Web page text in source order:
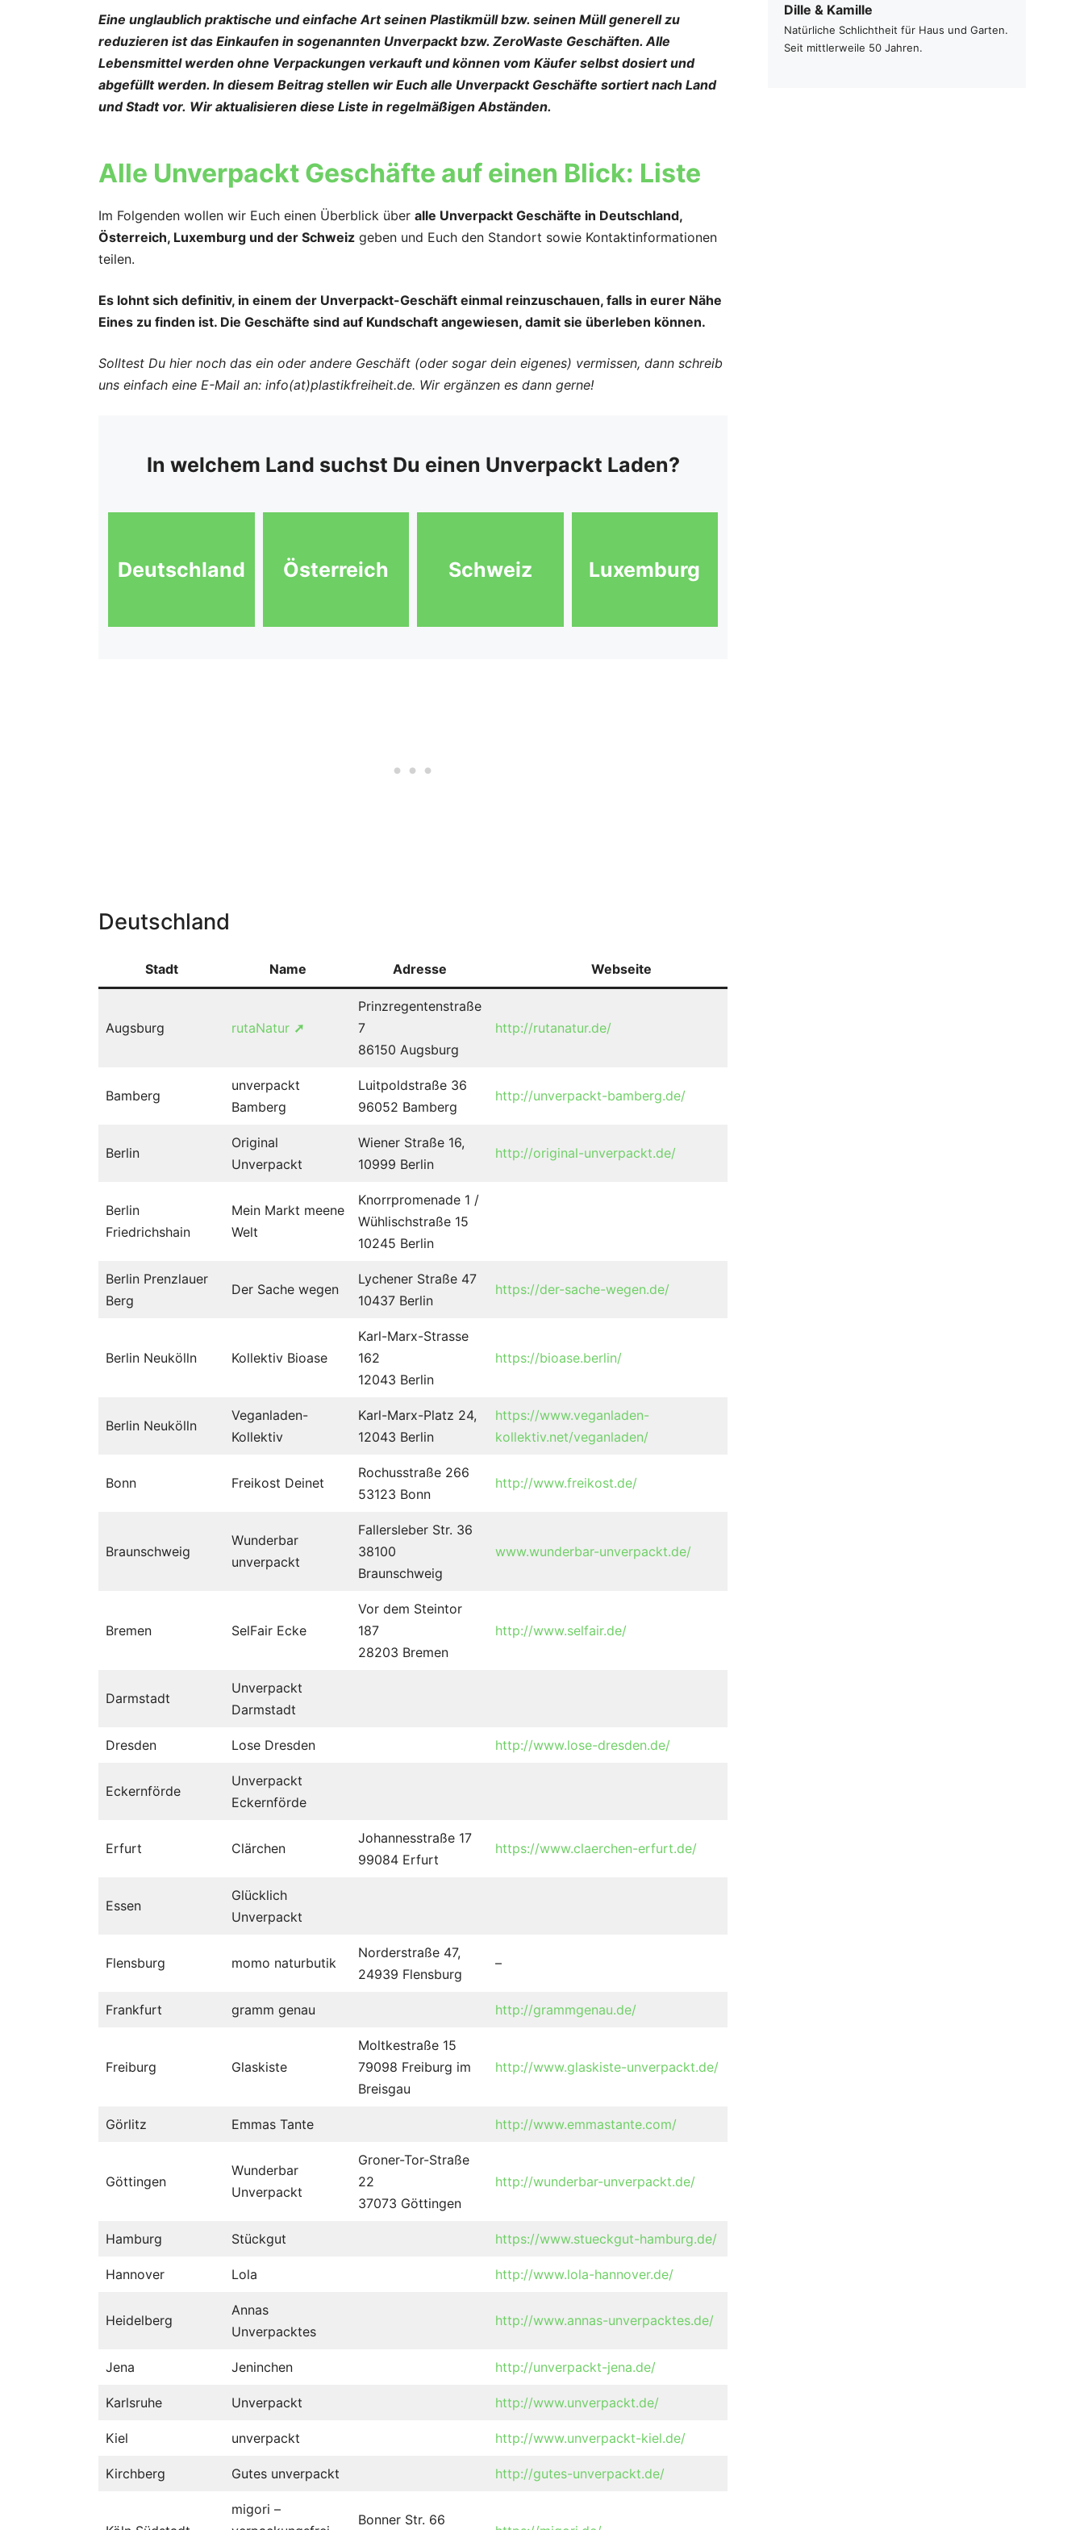
Eine unglaublich praktische und einfache Art seinen Plastikmüll bzw. seinen Müll generell zu
reduzieren ist das Einkaufen in sogenannten Unverpackt bzw. ZeroWaste Geschäften. Alle
Lebensmittel werden ohne Verpackungen verkauft und können vom Käufer selbst dosiert und
abgefüllt werden. In diesem Beitrag stellen wir Euch alle Unverpackt Geschäfte sortiert nach Land
und Stadt vor. Wir aktualisieren diese Liste in regelmäßigen Abständen.
Alle Unverpackt Geschäfte auf einen Blick: Liste
Im Folgenden wollen wir Euch einen Überblick über alle Unverpackt Geschäfte in Deutschland,
Österreich, Luxemburg und der Schweiz geben und Euch den Standort sowie Kontaktinformationen
teilen.
Es lohnt sich definitiv, in einem der Unverpackt-Geschäft einmal reinzuschauen, falls in eurer Nähe
Eines zu finden ist. Die Geschäfte sind auf Kundschaft angewiesen, damit sie überleben können.
Solltest Du hier noch das ein oder andere Geschäft (oder sogar dein eigenes) vermissen, dann schreib
uns einfach eine E-Mail an: info(at)plastikfreiheit.de. Wir ergänzen es dann gerne!
In welchem Land suchst Du einen Unverpackt Laden?
Deutschland Österreich Schweiz Luxemburg
Deutschland
Stadt Name Adresse Webseite
Augsburg rutaNatur ➚
Prinzregentenstraße
7
86150 Augsburg
http://rutanatur.de/
Bamberg
unverpackt
Bamberg
Luitpoldstraße 36
96052 Bamberg
http://unverpackt-bamberg.de/
Berlin
Original
Unverpackt
Wiener Straße 16,
10999 Berlin
http://original-unverpackt.de/
Berlin
Friedrichshain
Mein Markt meene
Welt
Knorrpromenade 1 /
Wühlischstraße 15
10245 Berlin
Berlin Prenzlauer
Berg
Der Sache wegen
Lychener Straße 47
10437 Berlin
https://der-sache-wegen.de/
Berlin Neukölln Kollektiv Bioase
Karl-Marx-Strasse
162
12043 Berlin
https://bioase.berlin/
Berlin Neukölln
Veganladen-
Kollektiv
Karl-Marx-Platz 24,
12043 Berlin
https://www.veganladen-
kollektiv.net/veganladen/
Bonn Freikost Deinet
Rochusstraße 266
53123 Bonn
http://www.freikost.de/
Braunschweig
Wunderbar
unverpackt
Fallersleber Str. 36
38100
Braunschweig
www.wunderbar-unverpackt.de/
Bremen SelFair Ecke
Vor dem Steintor
187
28203 Bremen
http://www.selfair.de/
Darmstadt
Unverpackt
Darmstadt
Dresden Lose Dresden http://www.lose-dresden.de/
Eckernförde
Unverpackt
Eckernförde
Erfurt Clärchen
Johannesstraße 17
99084 Erfurt
https://www.claerchen-erfurt.de/
Essen
Glücklich
Unverpackt
Flensburg momo naturbutik
Norderstraße 47,
24939 Flensburg
–
Frankfurt gramm genau http://grammgenau.de/
Freiburg Glaskiste
Moltkestraße 15
79098 Freiburg im
Breisgau
http://www.glaskiste-unverpackt.de/
Görlitz Emmas Tante http://www.emmastante.com/
Göttingen
Wunderbar
Unverpackt
Groner-Tor-Straße
22
37073 Göttingen
http://wunderbar-unverpackt.de/
Hamburg Stückgut https://www.stueckgut-hamburg.de/
Hannover Lola http://www.lola-hannover.de/
Heidelberg
Annas
Unverpacktes
http://www.annas-unverpacktes.de/
Jena Jeninchen http://unverpackt-jena.de/
Karlsruhe Unverpackt http://www.unverpackt.de/
Kiel unverpackt http://www.unverpackt-kiel.de/
Kirchberg Gutes unverpackt http://gutes-unverpackt.de/
migori –
Bonner Str. 66
Dille & Kamille
Natürliche Schlichtheit für Haus und Garten.
Seit mittlerweile 50 Jahren.